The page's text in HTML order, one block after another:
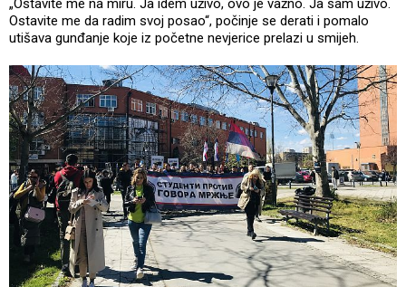
„Ostavite me na miru. Ja idem uživo, ovo je važno. Ja sam uživo.
Ostavite me da radim svoj posao“, počinje se derati i pomalo
utišava gunđanje koje iz početne nevjerice prelazi u smijeh.